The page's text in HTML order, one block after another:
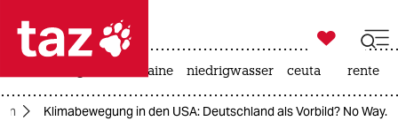
 taz zahl ich
taz zahl ich

taz zahl ich
krieg in der ukraine niedrigwasser ceuta rente
Klimabewegung in den USA: Deutschland als Vorbild? No Way.